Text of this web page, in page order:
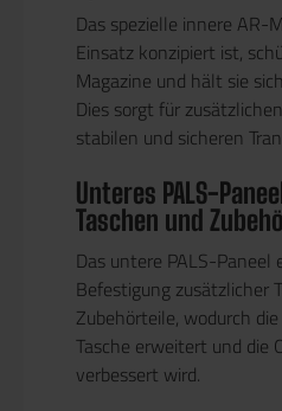
Das spezielle innere AR-
Einsatz konzipiert ist,
Magazine und hält sie
Dies sorgt für
stabilen und sicheren
Unteres PALS-
Taschen und
Das untere PALS-Paneel
Befestigung zusätzlicher
Zubehörteile, wodurch
Tasche erweitert und die
verbessert wird.